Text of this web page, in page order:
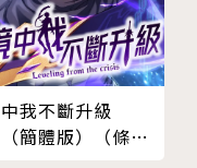
给一个老和尚，自
很颠倒、很奇怪的
最可靠的，希望人
我不斷升級
簡體版）（條漫